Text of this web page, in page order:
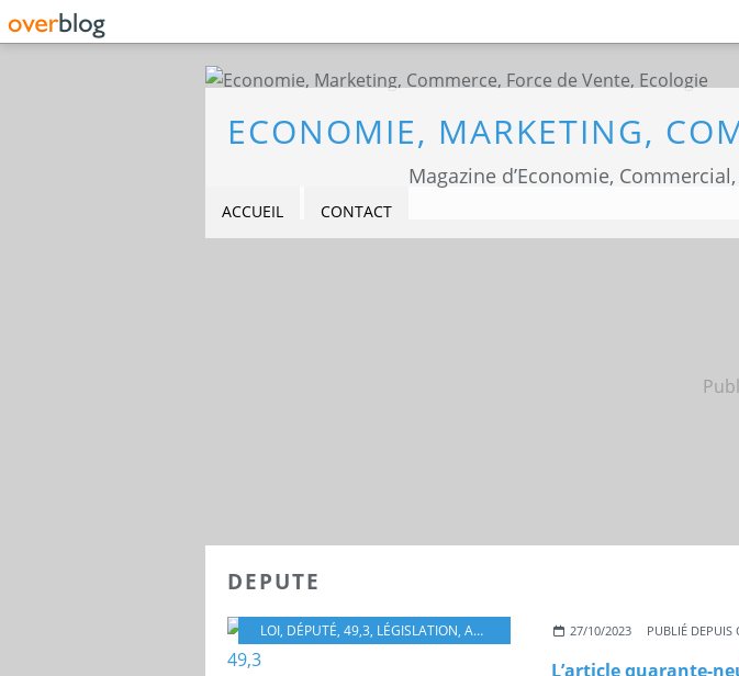
Magazine d’Economie,
ACCUEIL CONTACT
DEPUTE
LOI, DÉPUTÉ, 49,3, LÉGISLATION, ASSEMBLÉE POLITIQUE
27/10/2023 PUBLIÉ DEPUIS